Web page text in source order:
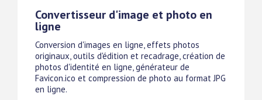
Convertisseur d'image et photo en
ligne
Conversion d'images en ligne, effets photos
originaux, outils d'édition et recadrage, création de
photos d'identité en ligne, générateur de
Favicon.ico et compression de photo au format JPG
en ligne.